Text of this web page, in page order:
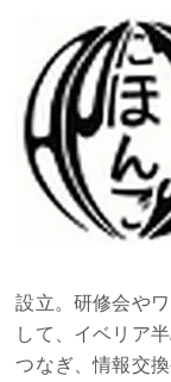
設立。研修会や
して、イベリア
つなぎ、情報交